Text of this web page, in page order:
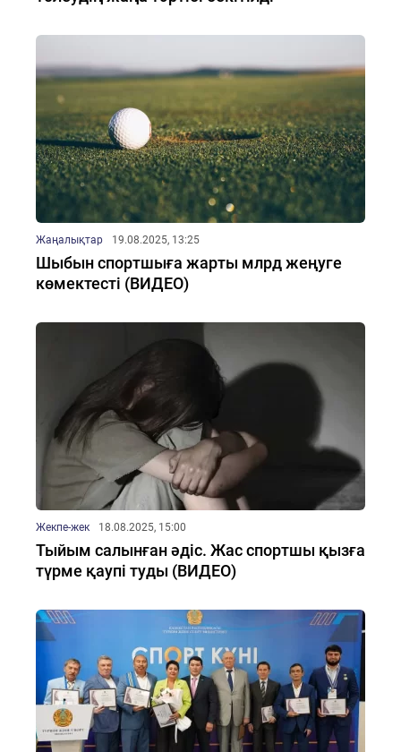
Жаңалықтар 19.08.2025, 13:25
Шыбын спортшыға жарты млрд жеңуге
көмектесті (ВИДЕО)
Жекпе-жек 18.08.2025, 15:00
Тыйым салынған әдіс. Жас спортшы қызға
түрме қаупі туды (ВИДЕО)